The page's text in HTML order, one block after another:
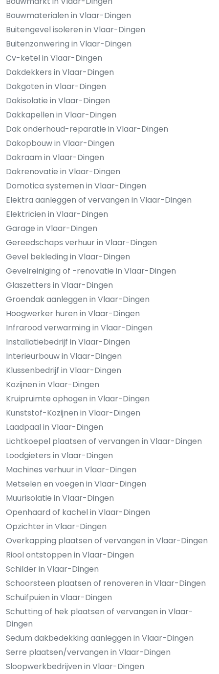
Bouwmaterialen in Vlaar-Dingen
Buitengevel isoleren in Vlaar-Dingen
Buitenzonwering in Vlaar-Dingen
Cv-ketel in Vlaar-Dingen
Dakdekkers in Vlaar-Dingen
Dakgoten in Vlaar-Dingen
Dakisolatie in Vlaar-Dingen
Dakkapellen in Vlaar-Dingen
Dak onderhoud-reparatie in Vlaar-Dingen
Dakopbouw in Vlaar-Dingen
Dakraam in Vlaar-Dingen
Dakrenovatie in Vlaar-Dingen
Domotica systemen in Vlaar-Dingen
Elektra aanleggen of vervangen in Vlaar-Dingen
Elektricien in Vlaar-Dingen
Garage in Vlaar-Dingen
Gereedschaps verhuur in Vlaar-Dingen
Gevel bekleding in Vlaar-Dingen
Gevelreiniging of -renovatie in Vlaar-Dingen
Glaszetters in Vlaar-Dingen
Groendak aanleggen in Vlaar-Dingen
Hoogwerker huren in Vlaar-Dingen
Infrarood verwarming in Vlaar-Dingen
Installatiebedrijf in Vlaar-Dingen
Interieurbouw in Vlaar-Dingen
Klussenbedrijf in Vlaar-Dingen
Kozijnen in Vlaar-Dingen
Kruipruimte ophogen in Vlaar-Dingen
Kunststof-Kozijnen in Vlaar-Dingen
Laadpaal in Vlaar-Dingen
Lichtkoepel plaatsen of vervangen in Vlaar-Dingen
Loodgieters in Vlaar-Dingen
Machines verhuur in Vlaar-Dingen
Metselen en voegen in Vlaar-Dingen
Muurisolatie in Vlaar-Dingen
Openhaard of kachel in Vlaar-Dingen
Opzichter in Vlaar-Dingen
Overkapping plaatsen of vervangen in Vlaar-Dingen
Riool ontstoppen in Vlaar-Dingen
Schilder in Vlaar-Dingen
Schoorsteen plaatsen of renoveren in Vlaar-Dingen
Schuifpuien in Vlaar-Dingen
Schutting of hek plaatsen of vervangen in Vlaar-
Dingen
Sedum dakbedekking aanleggen in Vlaar-Dingen
Serre plaatsen/vervangen in Vlaar-Dingen
Sloopwerkbedrijven in Vlaar-Dingen